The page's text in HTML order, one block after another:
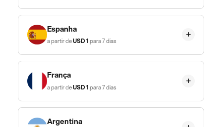
Espanha
a partir deUSD1para 7 dias
França
a partir deUSD1para 7 dias
Argentina